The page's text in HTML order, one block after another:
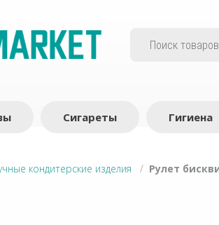
Сигареты Гигиена
кондитерские изделия / Рулет